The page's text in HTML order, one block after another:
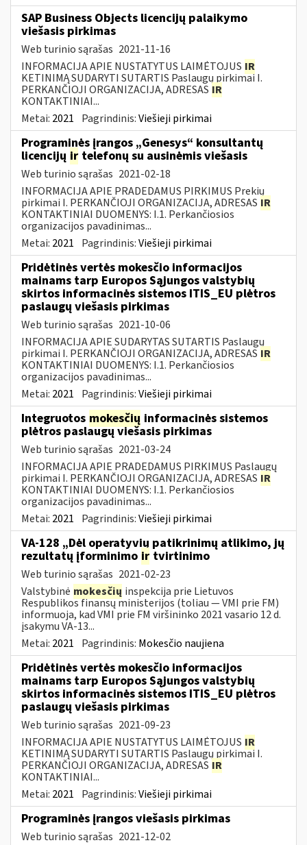
SAP Business Objects licencijų palaikymo
viešasis pirkimas
Web turinio sąrašas 2021-11-16
INFORMACIJA APIE NUSTATYTUS LAIMĖTOJUS IR
KETINIMĄ SUDARYTI SUTARTIS Paslaugų pirkimai I.
PERKANČIOJI ORGANIZACIJA, ADRESAS IR
KONTAKTINIAI...
Metai: 2021 Pagrindinis:Viešieji pirkimai
Programinės įrangos „Genesys“ konsultantų
licencijų ir telefonų su ausinėmis viešasis
Web turinio sąrašas 2021-02-18
INFORMACIJA APIE PRADEDAMUS PIRKIMUS Prekių
pirkimai I. PERKANČIOJI ORGANIZACIJA, ADRESAS IR
KONTAKTINIAI DUOMENYS: I.1. Perkančiosios
organizacijos pavadinimas...
Metai: 2021 Pagrindinis:Viešieji pirkimai
Pridėtinės vertės mokesčio informacijos
mainams tarp Europos Sąjungos valstybių
skirtos informacinės sistemos ITIS_EU plėtros
paslaugų viešasis pirkimas
Web turinio sąrašas 2021-10-06
INFORMACIJA APIE SUDARYTAS SUTARTIS Paslaugų
pirkimai I. PERKANČIOJI ORGANIZACIJA, ADRESAS IR
KONTAKTINIAI DUOMENYS: I.1. Perkančiosios
organizacijos pavadinimas...
Metai: 2021 Pagrindinis:Viešieji pirkimai
Integruotos mokesčių informacinės sistemos
plėtros paslaugų viešasis pirkimas
Web turinio sąrašas 2021-03-24
INFORMACIJA APIE PRADEDAMUS PIRKIMUS Paslaugų
pirkimai I. PERKANČIOJI ORGANIZACIJA, ADRESAS IR
KONTAKTINIAI DUOMENYS: I.1. Perkančiosios
organizacijos pavadinimas...
Metai: 2021 Pagrindinis:Viešieji pirkimai
VA-128 „Dėl operatyvių patikrinimų atlikimo, jų
rezultatų įforminimo ir tvirtinimo
Web turinio sąrašas 2021-02-23
Valstybinė mokesčių inspekcija prie Lietuvos
Respublikos finansų ministerijos (toliau ― VMI prie FM)
informuoja, kad VMI prie FM viršininko 2021 vasario 12 d.
įsakymu VA-13...
Metai: 2021 Pagrindinis: Mokesčio naujiena
Pridėtinės vertės mokesčio informacijos
mainams tarp Europos Sąjungos valstybių
skirtos informacinės sistemos ITIS_EU plėtros
paslaugų viešasis pirkimas
Web turinio sąrašas 2021-09-23
INFORMACIJA APIE NUSTATYTUS LAIMĖTOJUS IR
KETINIMĄ SUDARYTI SUTARTIS Paslaugų pirkimai I.
PERKANČIOJI ORGANIZACIJA, ADRESAS IR
KONTAKTINIAI...
Metai: 2021 Pagrindinis:Viešieji pirkimai
Programinės įrangos viešasis pirkimas
Web turinio sąrašas 2021-12-02